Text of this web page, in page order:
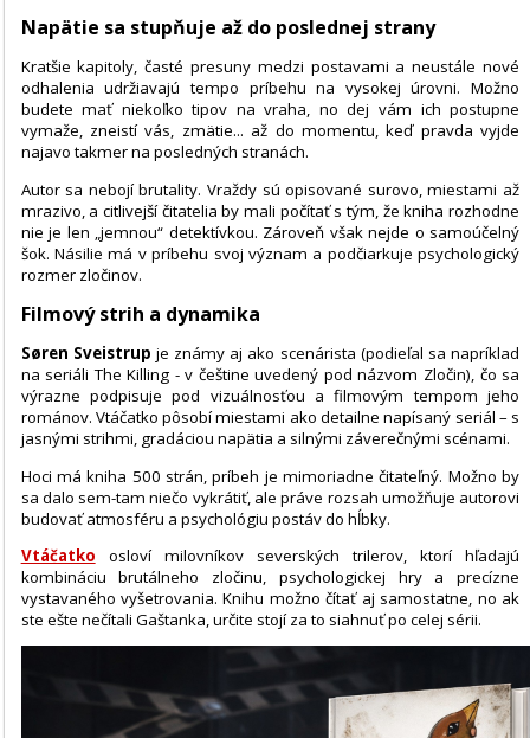
Napätie sa stupňuje až do poslednej strany
Kratšie kapitoly, časté presuny medzi postavami a neustále nové
odhalenia udržiavajú tempo príbehu na vysokej úrovni. Možno
budete mať niekoľko tipov na vraha, no dej vám ich postupne
vymaže, zneistí vás, zmätie... až do momentu, keď pravda vyjde
najavo takmer na posledných stranách.
Autor sa nebojí brutality. Vraždy sú opisované surovo, miestami až
mrazivo, a citlivejší čitatelia by mali počítať s tým, že kniha rozhodne
nie je len „jemnou“ detektívkou. Zároveň však nejde o samoúčelný
šok. Násilie má v príbehu svoj význam a podčiarkuje psychologický
rozmer zločinov.
Filmový strih a dynamika
Søren Sveistrup je známy aj ako scenárista (podieľal sa napríklad
na seriáli The Killing - v češtine uvedený pod názvom Zločin), čo sa
výrazne podpisuje pod vizuálnosťou a filmovým tempom jeho
románov. Vtáčatko pôsobí miestami ako detailne napísaný seriál – s
jasnými strihmi, gradáciou napätia a silnými záverečnými scénami.
Hoci má kniha 500 strán, príbeh je mimoriadne čitateľný. Možno by
sa dalo sem-tam niečo vykrátiť, ale práve rozsah umožňuje autorovi
budovať atmosféru a psychológiu postáv do hĺbky.
Vtáčatko osloví milovníkov severských trilerov, ktorí hľadajú
kombináciu brutálneho zločinu, psychologickej hry a precízne
vystavaného vyšetrovania. Knihu možno čítať aj samostatne, no ak
ste ešte nečítali Gaštanka, určite stojí za to siahnuť po celej sérii.